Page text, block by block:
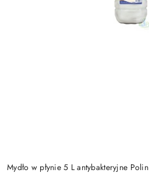
Mydło w płynie 5 L antybakteryjne Polin